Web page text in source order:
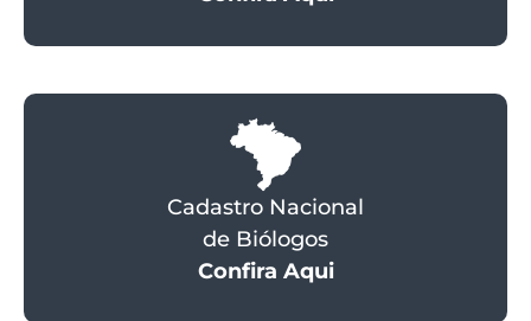
Cadastro Nacional
de Biólogos
Confira Aqui